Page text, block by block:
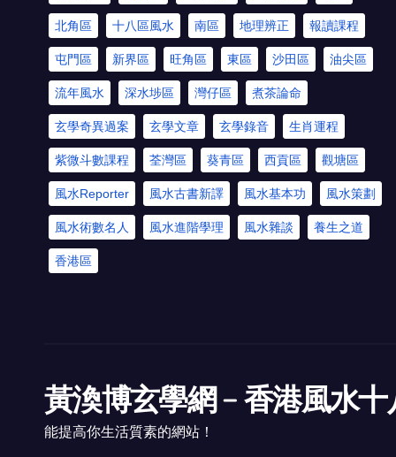
北角區 十八區風水 南區 地理辨正 報讀課程
屯門區 新界區 旺角區 東區 沙田區 油尖區
流年風水 深水埗區 灣仔區 煮茶論命
玄學奇異過案 玄學文章 玄學錄音 生肖運程
紫微斗數課程 荃灣區 葵青區 西貢區 觀塘區
風水Reporter 風水古書新譯 風水基本功 風水策劃
風水術數名人 風水進階學理 風水雜談 養生之道
香港區
黃渙博玄學網﹣香港風水十
能提高你生活質素的網站！